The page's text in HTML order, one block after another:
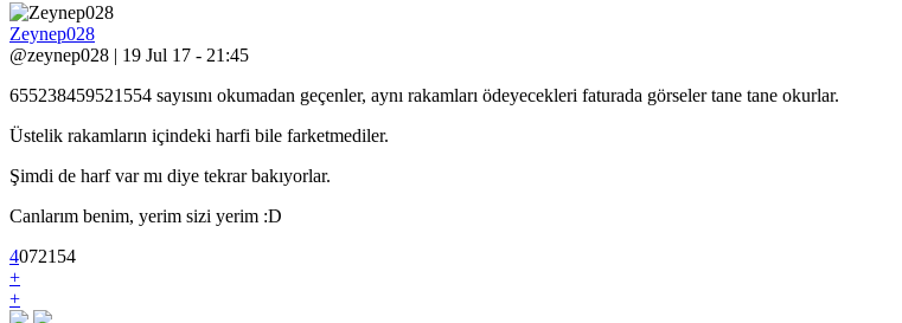
Zeynep028
@zeynep028 | 19 Jul 17 - 21:45
655238459521554 sayısını okumadan geçenler, aynı rakamları ödeyecekleri faturada görseler tane tane okurlar.
Üstelik rakamların içindeki harfi bile farketmediler.
Şimdi de harf var mı diye tekrar bakıyorlar.
Canlarım benim, yerim sizi yerim :D
4072154
+
+